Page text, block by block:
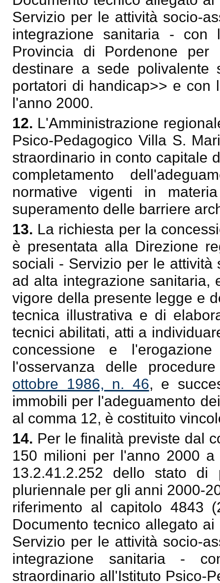
Servizio per le attività socio-
integrazione sanitaria - con
Provincia di Pordenone
destinare a sede polivalente
portatori di handicap>> e con
l'anno 2000.
12. L'Amministrazione
Psico-Pedagogico Villa S.
straordinario in conto capitale
completamento
normative vigenti in
superamento delle barriere
13. La richiesta per la
è presentata alla Direzione
sociali - Servizio per le
ad alta integrazione
vigore della presente legge e
tecnica illustrativa e di
tecnici abilitati, atti a
concessione e
l'osservanza delle
ottobre 1986, n. 46, e
immobili per l'adeguamento
al comma 12, è costituito
14. Per le finalità previste dal
150 milioni per l'anno 2000
13.2.41.2.252 dello stato
pluriennale per gli anni 2000-
riferimento al capitolo 4843
Documento tecnico allegato
Servizio per le attività socio-
integrazione sanitaria -
straordinario all'Istituto Psico-